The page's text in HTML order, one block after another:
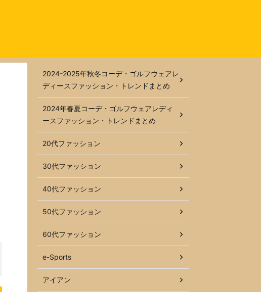
2024-2025年秋冬コーデ・ゴルフウェアレ
ディースファッション・トレンドまとめ
2024年春夏コーデ・ゴルフウェアレディ
ースファッション・トレンドまとめ
20代ファッション
30代ファッション
40代ファッション
50代ファッション
60代ファッション
e-Sports
アイアン